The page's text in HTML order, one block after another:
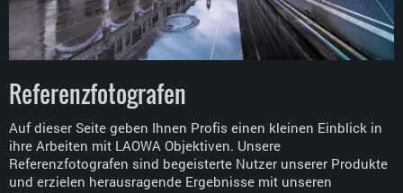
Referenzfotografen
Auf dieser Seite geben Ihnen Profis einen kleinen Einblick in
ihre Arbeiten mit LAOWA Objektiven. Unsere
Referenzfotografen sind begeisterte Nutzer unserer Produkte
und erzielen herausragende Ergebnisse mit unseren